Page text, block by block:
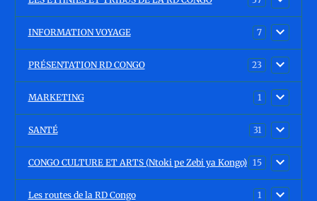
INFORMATION VOYAGE 7
PRÉSENTATION RD CONGO 23
MARKETING 1
SANTÉ 31
CONGO CULTURE ET ARTS (Ntoki pe Zebi ya Kongo) 15
Les routes de la RD Congo 1